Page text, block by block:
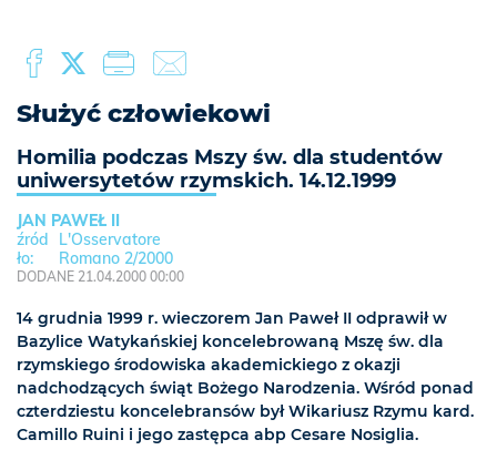
Służyć człowiekowi
Homilia podczas Mszy św. dla studentów
uniwersytetów rzymskich. 14.12.1999
JAN PAWEŁ II
L'Osservatore
Romano 2/2000
DODANE 21.04.2000 00:00
14 grudnia 1999 r. wieczorem Jan Paweł II odprawił w
Bazylice Watykańskiej koncelebrowaną Mszę św. dla
rzymskiego środowiska akademickiego z okazji
nadchodzących świąt Bożego Narodzenia. Wśród ponad
czterdziestu koncelebransów był Wikariusz Rzymu kard.
Camillo Ruini i jego zastępca abp Cesare Nosiglia.